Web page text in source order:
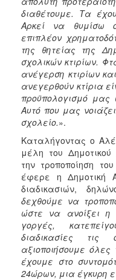
διαθέτουμε. Τα
Αρκεί να θυμίσω
επιπλέον
της θητείας της
σχολικών κτιρίων.
ανέγερση κτιρίων
ανεγερθούν κτίρια
προϋπολογισμό μας
Αυτό που μας
σχολείο.».
Καταλήγοντας ο
μέλη του
την τροποποίηση
έφερε η Δημοτική
διαδικασιών,
δεχθούμε να
ώστε να ανοίξει η
γοργές,
διαδικασίες τις
αξιοποιήσουμε
έχουμε στο
24ώρων, μια έγκυρη